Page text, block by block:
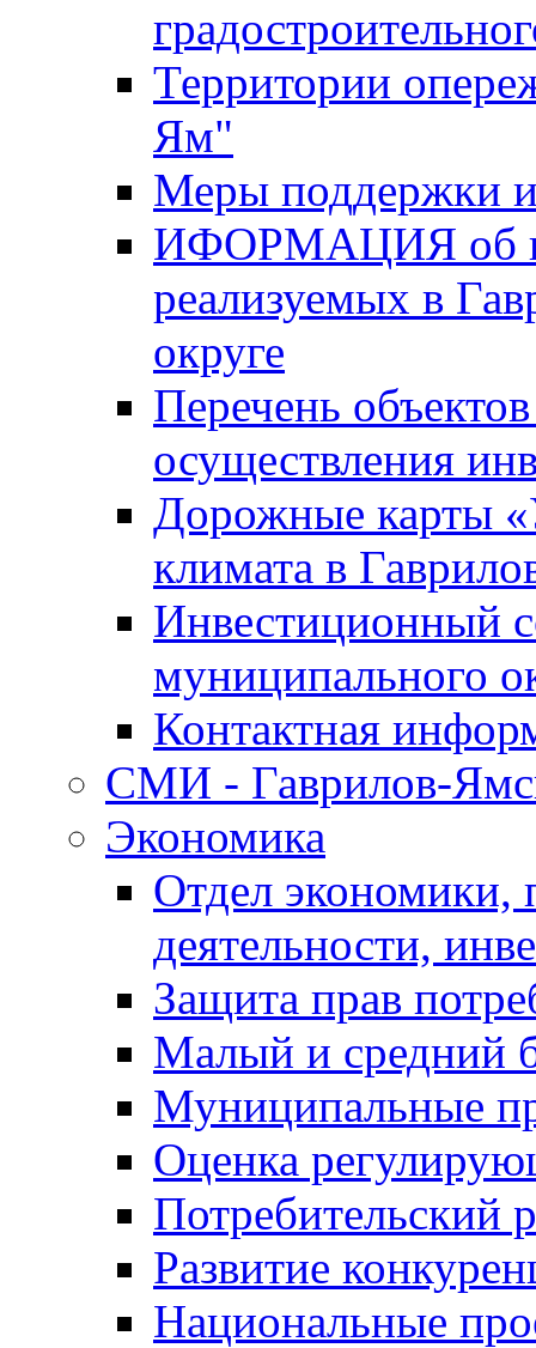
Территории
Ям"
Меры поддержки
ИФОРМАЦИЯ об
реализуемых в
округе
Перечень
осуществления
Дорожные карты
климата в
Инвестиционный
муниципального
Контактная
СМИ - Гаврилов-
Экономика
Отдел экономики,
деятельности,
Защита прав
Малый и средний
Муниципальные
Оценка
Потребительский
Развитие
Национальные